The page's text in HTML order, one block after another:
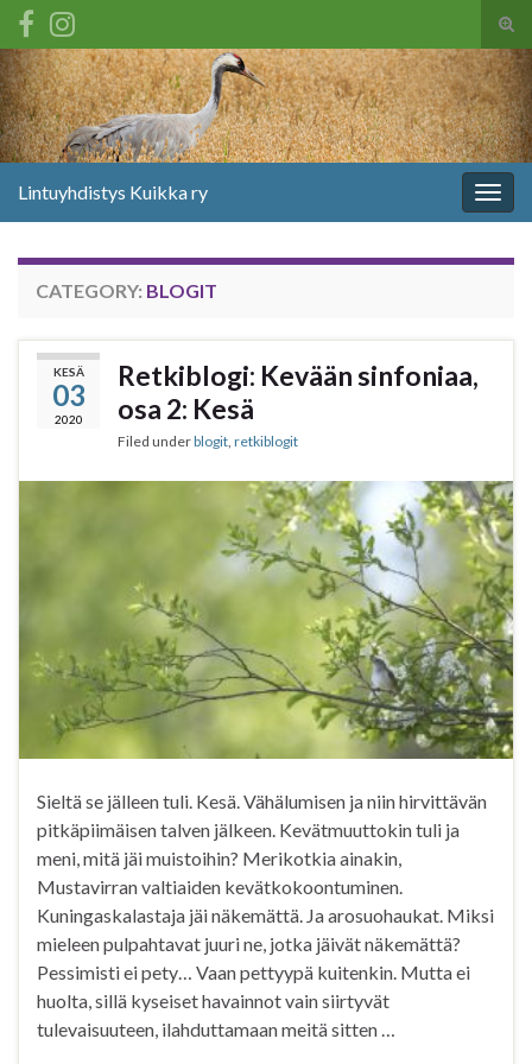
Search for:
Lintuyhdistys Kuikka ry
CATEGORY: BLOGIT
KESÄ
03
2020
Retkiblogi: Kevään sinfoniaa,
osa 2: Kesä
Filed underblogit retkiblogit
Sieltä se jälleen tuli. Kesä. Vähälumisen ja niin hirvittävän
pitkäpiimäisen talven jälkeen. Kevätmuuttokin tuli ja
meni, mitä jäi muistoihin? Merikotkia ainakin,
Mustavirran valtiaiden kevätkokoontuminen.
Kuningaskalastaja jäi näkemättä. Ja arosuohaukat. Miksi
mieleen pulpahtavat juuri ne, jotka jäivät näkemättä?
Pessimisti ei pety… Vaan pettyypä kuitenkin. Mutta ei
huolta, sillä kyseiset havainnot vain siirtyvät
tulevaisuuteen, ilahduttamaan meitä sitten …